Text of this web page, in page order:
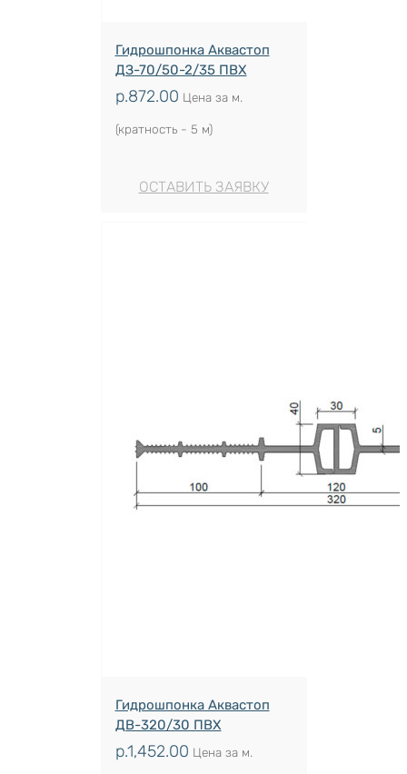
Гидрошпонка Аквастоп
ДЗ-70/50-2/35 ПВХ
р.872.00 Цена за м.
(кратность - 5 м)
ОСТАВИТЬ ЗАЯВКУ
Гидрошпонка Аквастоп
ДВ-320/30 ПВХ
р.1,452.00 Цена за м.